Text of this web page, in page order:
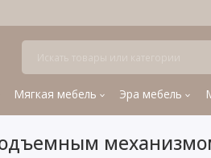
Мягкая мебель Эра мебель